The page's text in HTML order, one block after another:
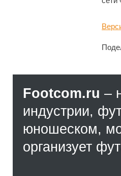
Footcom.ru –
индустрии,
юношеском,
организует